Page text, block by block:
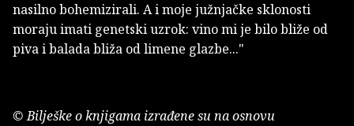
nasilno bohemizirali. A i moje južnjačke sklonosti
moraju imati genetski uzrok: vino mi je bilo bliže od
piva i balada bliža od limene glazbe..."
© Bilješke o knjigama izrađene su na osnovu